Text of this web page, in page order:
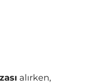
alırken,